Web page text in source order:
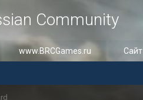
Community
www.BRCGames.ru Сайт